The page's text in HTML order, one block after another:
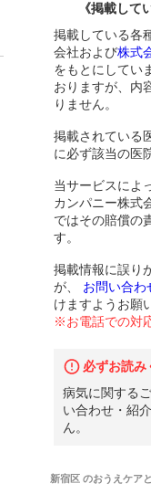
《掲載して
掲載している各
会社および株式
をもとにしてい
おりますが、内
りません。
掲載されている
に必ず該当の医
当サービスによ
カンパニー株式
ではその賠償の
す。
掲載情報に誤り
が、
お問い合わ
けますようお願
※お電話での対
必ずお読み
病気に関する
い合わせ・紹
ん。
新宿区のおうえケア